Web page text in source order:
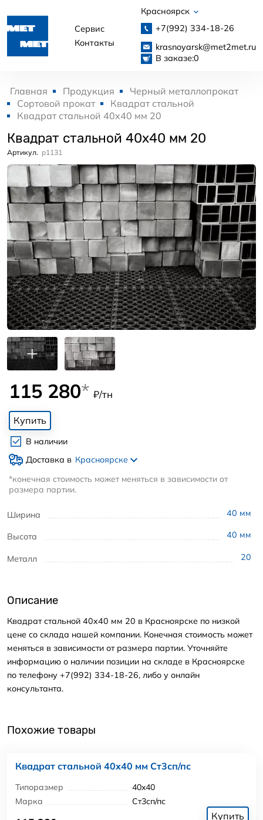
Сервис
Контакты
Красноярск
+7(992) 334-18-26
krasnoyarsk@met2met.ru
В заказе:0
Главная Продукция
Черный металлопрокат
Сортовой прокат
Квадрат стальной
Квадрат стальной 40x40 мм 20
Квадрат стальной 40x40 мм 20
Артикул. p1131
Ширина 40 мм
Высота 40 мм
Металл 20
115 280* ₽/тн
Купить
В наличии
Доставка в Красноярске
*конечная стоимость может меняться в зависимости от
размера партии.
Описание
Квадрат стальной 40x40 мм 20 в Красноярске по низкой
цене со склада нашей компании. Конечная стоимость может
меняться в зависимости от размера партии. Уточняйте
информацию о наличии позиции на складе в Красноярске
по телефону +7(992) 334-18-26, либо у онлайн
консультанта.
Похожие товары
Квадрат стальной 40x40 мм Ст3сп/пс
Типоразмер
40x40
Марка
Ст3сп/пс
Купить